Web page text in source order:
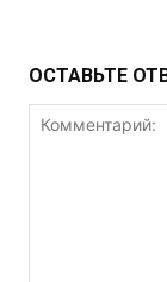
ОСТАВЬТЕ